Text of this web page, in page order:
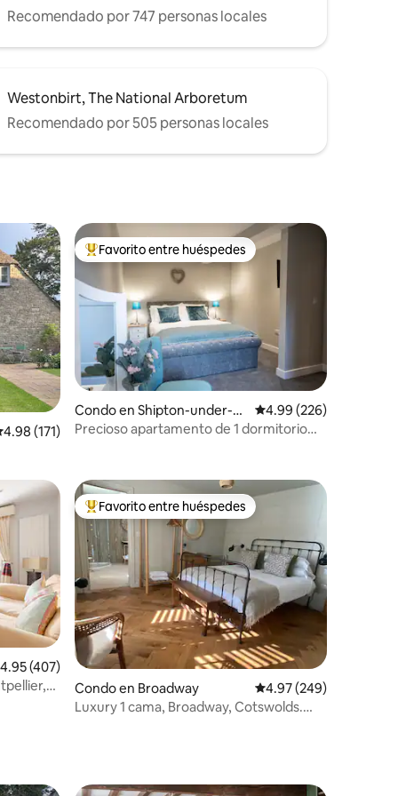
Recomendado por 747 personas locales
Westonbirt, The National Arboretum
Recomendado por 505 personas locales
promedio: 4.98 de 5, 171 reseñas
4.98 (171)
Favorito entre huéspedes preferido
Favorito entre huéspedes
Condo en Shipton-under-W
ychwood
Calificación promedio:
4.99 (226)
Precioso apartamento de 1 dormitorio
promedio: 4.95 de 5, 407 reseñas
4.95 (407)
Favorito entre huéspedes preferido
Favorito entre huéspedes
Condo en Broadway Calificación promedio:
4.97 (249)
Luxury 1 cama, Broadway, Cotswolds.